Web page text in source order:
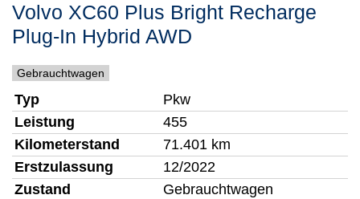
Volvo XC60 Plus Bright Recharge
Plug-In Hybrid AWD
Gebrauchtwagen
Typ
Pkw
Leistung
455
Kilometerstand
71.401 km
Erstzulassung
12/2022
Zustand
Gebrauchtwagen